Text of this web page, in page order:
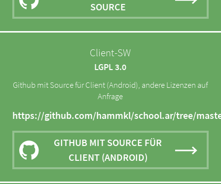
SOURCE
Client-SW
LGPL 3.0
Github mit Source für Client (Android), andere Lizenzen auf
Anfrage
https://github.com/hammkl/school.ar/tree/
GITHUB MIT SOURCE FÜR
CLIENT (ANDROID)